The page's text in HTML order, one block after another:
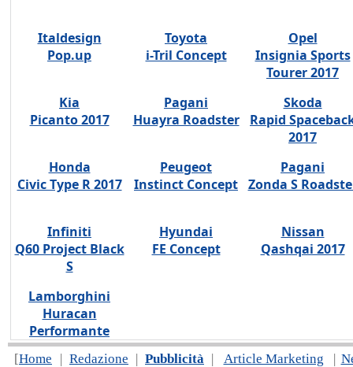
Italdesign
Pop.up
Toyota
i-Tril Concept
Opel
Insignia Sports
Tourer 2017
Kia
Picanto 2017
Pagani
Huayra Roadster
Skoda
Rapid
2017
Honda
Civic Type R 2017
Peugeot
Instinct Concept
Pagani
Zonda S
Infiniti
Q60 Project Black
S
Hyundai
FE Concept
Nissan
Qashqai 2017
Lamborghini
Huracan
Performante
[Home | Redazione | Pubblicità | Article Marketing |